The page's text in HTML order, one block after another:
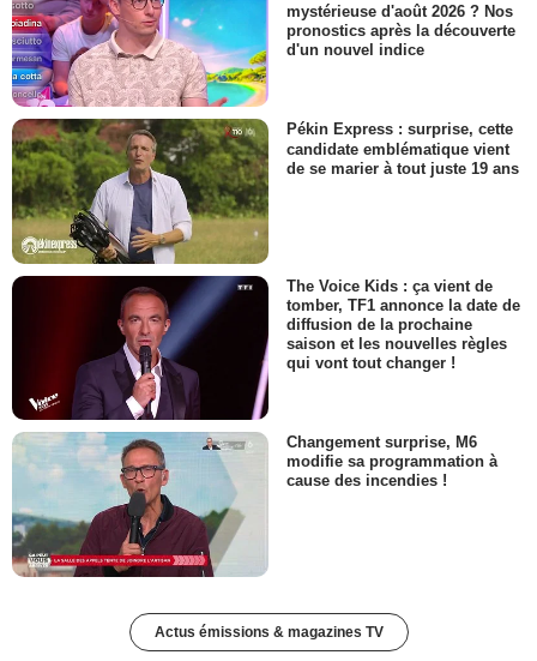
mystérieuse d'août 2026 ? Nos
pronostics après la découverte
d'un nouvel indice
Pékin Express : surprise, cette
candidate emblématique vient
de se marier à tout juste 19 ans
The Voice Kids : ça vient de
tomber, TF1 annonce la date de
diffusion de la prochaine
saison et les nouvelles règles
qui vont tout changer !
Changement surprise, M6
modifie sa programmation à
cause des incendies !
Actus émissions & magazines TV